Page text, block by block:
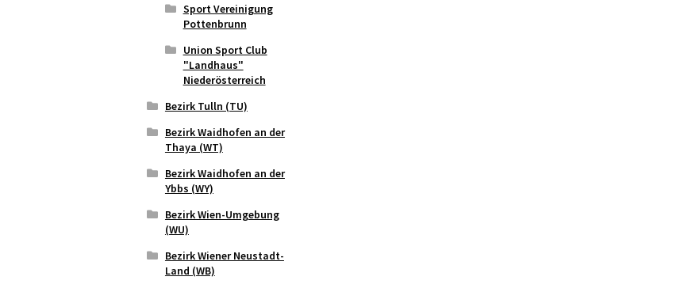
Sport Vereinigung
Pottenbrunn
Union Sport Club
"Landhaus"
Niederösterreich
Bezirk Tulln (TU)
Bezirk Waidhofen an der
Thaya (WT)
Bezirk Waidhofen an der
Ybbs (WY)
Bezirk Wien-Umgebung
(WU)
Bezirk Wiener Neustadt-
Land (WB)